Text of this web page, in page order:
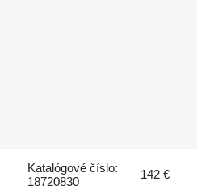
Katalógové číslo:
18720830
142 €